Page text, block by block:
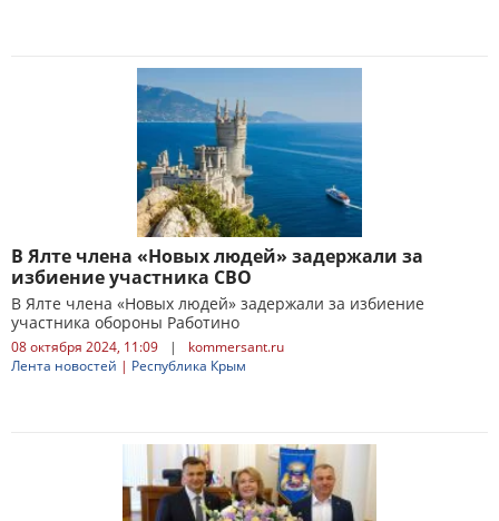
В Ялте члена «Новых людей» задержали за
избиение участника СВО
В Ялте члена «Новых людей» задержали за избиение
участника обороны Работино
08 октября 2024, 11:09 |
kommersant.ru
Лента новостей | Республика Крым